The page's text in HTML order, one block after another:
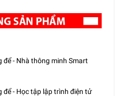
để - Nhà thông minh Smart
để - Học tập lập trình điện tử